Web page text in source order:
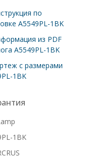
по
A5549PL-1BK
из PDF
A5549PL-1BK
с размерами
1BK
1BK